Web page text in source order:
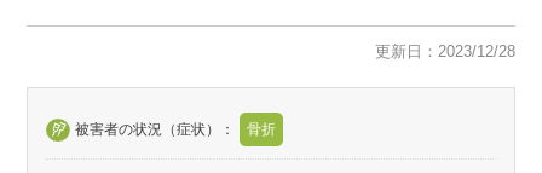
更新日：2023/12/28
被害者の状況（症状）： 骨折